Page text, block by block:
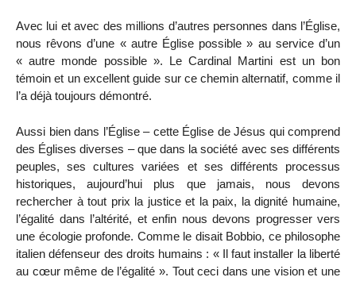
Avec lui et avec des millions d’autres personnes dans l’Église,
nous rêvons d’une « autre Église possible » au service d’un
« autre monde possible ». Le Cardinal Martini est un bon
témoin et un excellent guide sur ce chemin alternatif, comme il
l’a déjà toujours démontré.
Aussi bien dans l’Église – cette Église de Jésus qui comprend
des Églises diverses – que dans la société avec ses différents
peuples, ses cultures variées et ses différents processus
historiques, aujourd’hui plus que jamais, nous devons
rechercher à tout prix la justice et la paix, la dignité humaine,
l’égalité dans l’altérité, et enfin nous devons progresser vers
une écologie profonde. Comme le disait Bobbio, ce philosophe
italien défenseur des droits humains : « Il faut installer la liberté
au cœur même de l’égalité ». Tout ceci dans une vision et une